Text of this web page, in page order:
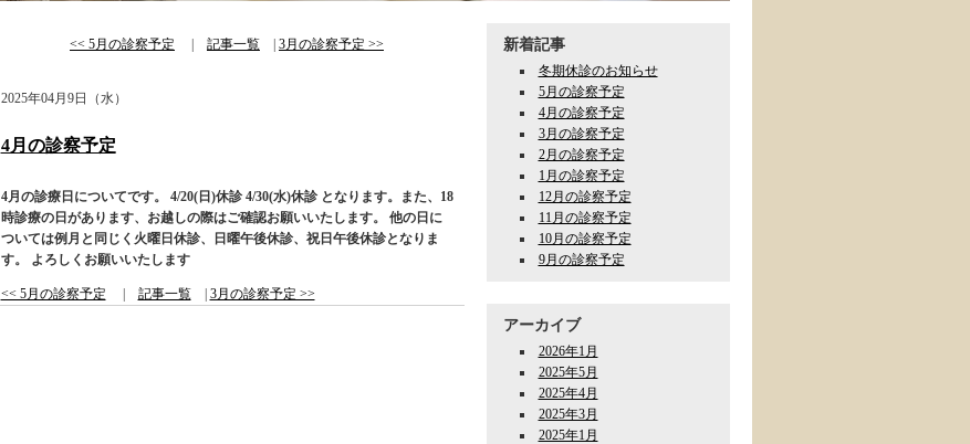
<< 5月の診察予定 記事一覧 3月の診察予定 >>
2025年04月9日（水）
4月の診察予定
4月の診療日についてです。 4/20(日)休診 4/30(水)休診 となります。また、18
時診療の日があります、お越しの際はご確認お願いいたします。
他の日に
ついては例月と同じく火曜日休診、日曜午後休診、祝日午後休診となりま
す。
よろしくお願いいたします
<< 5月の診察予定 記事一覧| 3月の診察予定 >>
新着記事
冬期休診のお知らせ
5月の診察予定
4月の診察予定
3月の診察予定
2月の診察予定
1月の診察予定
12月の診察予定
11月の診察予定
10月の診察予定
9月の診察予定
アーカイブ
2026年1月
2025年5月
2025年4月
2025年3月
2025年1月